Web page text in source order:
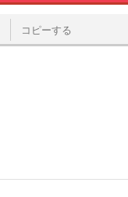
コピーする